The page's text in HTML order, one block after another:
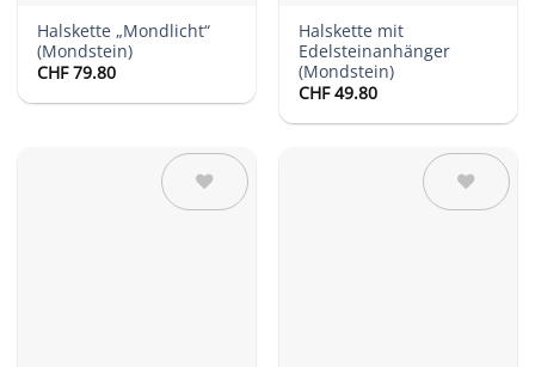
Halskette „Mondlicht“
(Mondstein)
CHF79.80
Halskette mit
Edelsteinanhänger
(Mondstein)
CHF49.80